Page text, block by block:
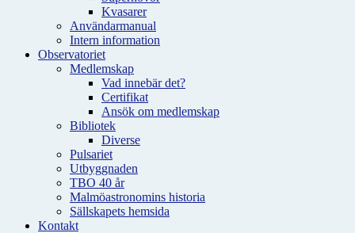
Kvasarer
Användarmanual
Intern information
Observatoriet
Medlemskap
Vad innebär det?
Certifikat
Ansök om medlemskap
Bibliotek
Diverse
Pulsariet
Utbyggnaden
TBO 40 år
Malmöastronomins historia
Sällskapets hemsida
Kontakt